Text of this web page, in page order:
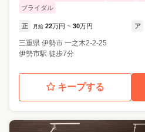
ブライダル
正 月給 22万円 ~ 30万円 ア
三重県 伊勢市 一之木2-2-25
伊勢市駅 徒歩7分
キープする